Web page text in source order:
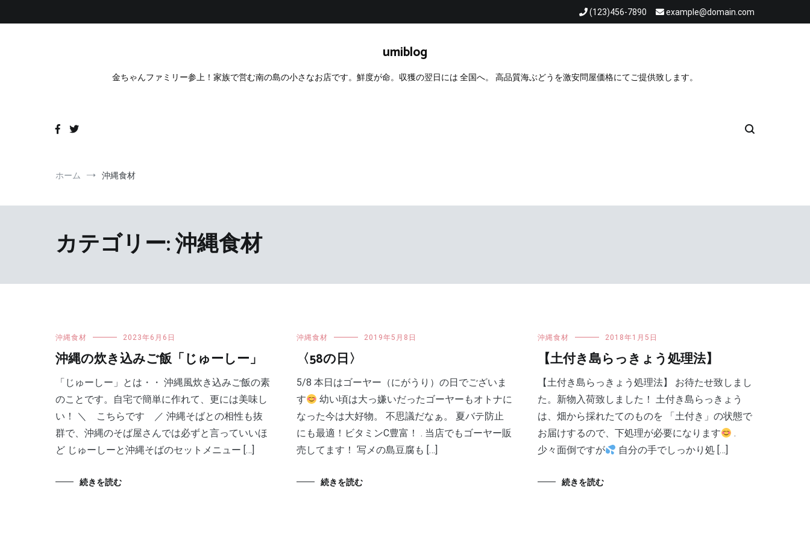
(123)456-7890 example@domain.com
umiblog
金ちゃんファミリー参上！家族で営む南の島の小さなお店です。鮮度が命。収獲の翌日には 全国へ。 高品質海ぶどうを激安問屋価格にてご提供致します。
ホーム 沖縄食材
カテゴリー:沖縄食材
沖縄食材 2023年6月6日
沖縄の炊き込みご飯「じゅーしー」
「じゅーしー」とは・・ 沖縄風炊き込みご飯の素
のことです。自宅で簡単に作れて、更には美味し
い！ ＼ こちらです ／ 沖縄そばとの相性も抜
群で、沖縄のそば屋さんでは必ずと言っていいほ
ど じゅーしーと沖縄そばのセットメニュー […]
続きを読む
沖縄食材 2019年5月8日
〈58の日〉
5/8 本日はゴーヤー（にがうり）の日でございま
す
幼い頃は大っ嫌いだったゴーヤーもオトナに
なった今は大好物。 不思議だなぁ。 夏バテ防止
にも最適！ビタミンC豊富！ . 当店でもゴーヤー販
売してます！ 写メの島豆腐も […]
続きを読む
沖縄食材 2018年1月5日
【土付き島らっきょう処理法】
【土付き島らっきょう処理法】 お待たせ致しまし
た。新物入荷致しました！ 土付き島らっきょう
は、畑から採れたてのものを 「土付き」の状態で
お届けするので、下処理が必要になります
.
少々面倒ですが
自分の手でしっかり処 […]
続きを読む